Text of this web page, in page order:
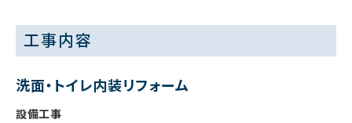
工事内容
洗面・トイレ内装リフォーム
設備工事